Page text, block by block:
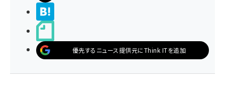
優先するニュース提供元にThink ITを追加